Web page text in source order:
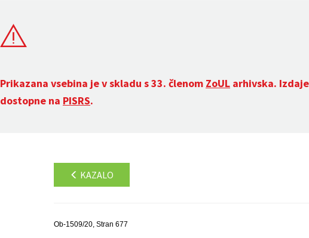
Prikazana vsebina je v skladu s 33. členom ZoUL arhivska.
dostopne na PISRS.
KAZALO
Ob-1509/20, Stran 677